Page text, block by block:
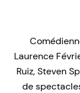
Laurence
Ruiz, Steven
de